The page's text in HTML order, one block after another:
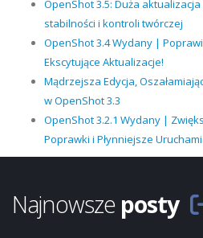
OpenShot 3.5: Duża
stabilności i kontroli twórczej
OpenShot 3.4 Wydany |
Ekscytujące Aktualizacje!
Mądrzejsza Edycja,
w OpenShot 3.3
OpenShot 3.2.1 Wydany |
Poprawki i Płynniejsze
Najnowsze posty